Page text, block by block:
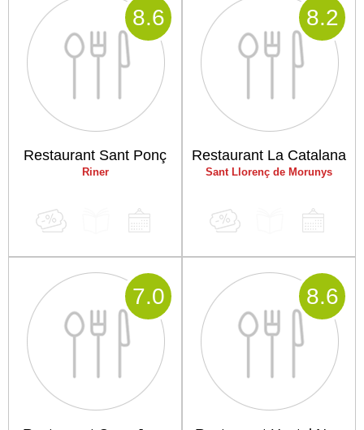
Restaurant Sant Ponç
Riner
8.6
Restaurant La Catalana
Sant Llorenç de Morunys
8.2
7.0 8.6